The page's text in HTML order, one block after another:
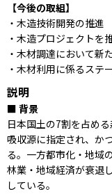
【今後の取組】
・木造技術開発の推進
・木造プロジェクトを
・木材調達において新
・木材利用に係るステ
説明
■ 背景
日本国土の7割を占め
吸収源に指定され、か
る。一方都市化・地域
林業・地域経済が衰退
している。